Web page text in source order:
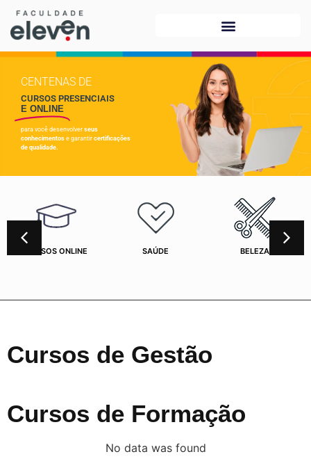
CENTENAS DE
CURSOS PRESENCIAIS
E ONLINE
para você desenvolver seus
conhecimentos e garantir certificações
de qualidade.
CURSOS ONLINE SAÚDE BELEZA
Cursos de Gestão
Cursos de Formação
No data was found